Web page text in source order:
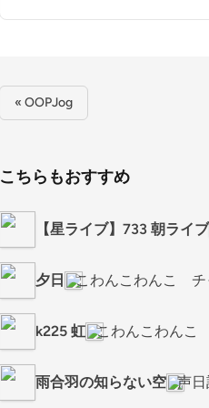
« OOPJog
こちらもおすすめ
【星ライブ】733 朝ライブ
夕日 こわんこわんこ チ
k225 虹 こわんこわんこ
雨合羽の知らない空 声